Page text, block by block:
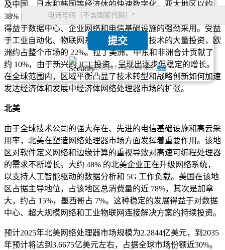
提交
我们保证对您的个人信息完全保密.隐私
及中国、日本和韩国等经济体的快速数字化，亚太地区以约
38% 的份额领先市场。北美紧随其后，占据 30% 的份额，这
得益于数据中心、企业网络和电信基础设施的强劲采用。受益
于工业自动化、物联网系统和下一代通信技术的大量投资，欧
洲约占整个市场的 22%。拉丁美洲、中东和非洲合计贡献了
约 10%，由于新兴的 ICT 投资，呈现出逐步但稳定的增长。
在全球范围内，区域平衡凸显了技术转型和战略创新如何加速
发达经济体和发展中经济体网络处理器市场的扩张。
北美
由于全球技术公司的强大存在、先进的电信基础设施和高云采
用率，北美在塑造网络处理器市场方面发挥着重要作用。该地
区对软件定义网络和边缘计算的重视导致对高速可编程处理器
的需求不断增长。大约 48% 的北美企业正在升级网络系统，
以支持人工智能驱动的数据分析和 5G 工作负载。美国在该地
区占据主导地位，占该地区总消费量的近 78%，其次是加拿
大，约占 15%，墨西哥占 7%。这种稳定的发展得益于对数据
中心、超大规模网络和工业物联网连接解决方​​案的持续投资。
预计2025年北美网络处理器市场规模为2.2844亿美元，到2035
年预计将达到3.6675亿美元左右，占据全球市场份额近30%。